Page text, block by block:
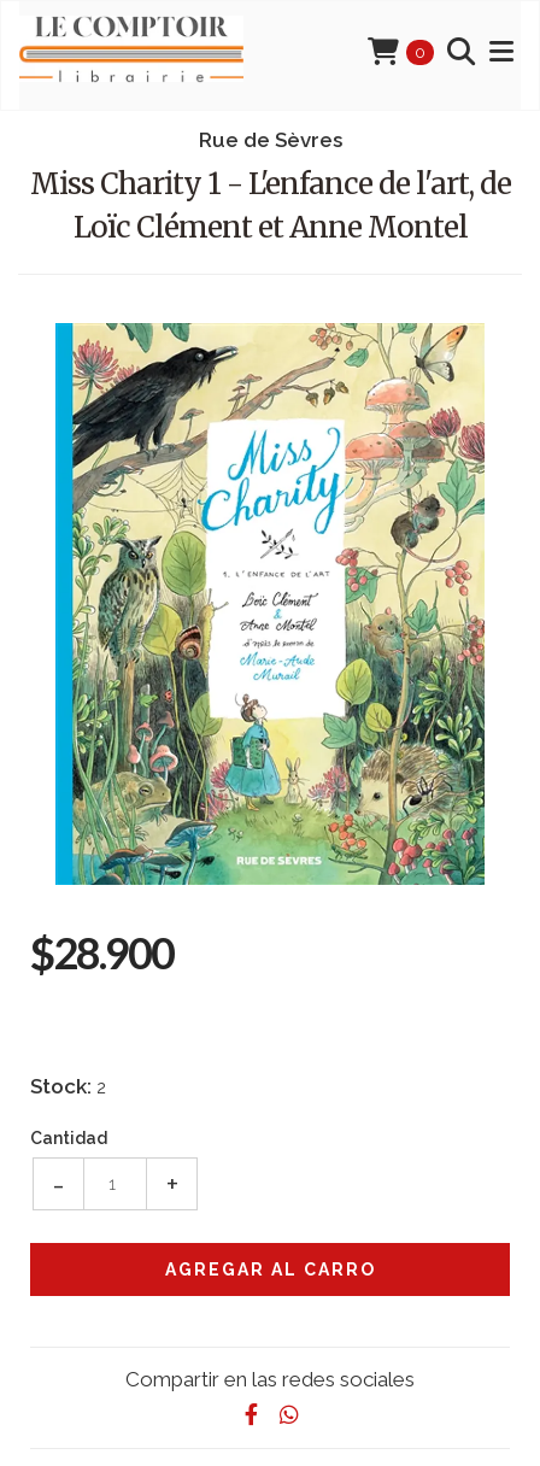
0
Rue de Sèvres
Miss Charity 1 - L'enfance de l'art, de
Loïc Clément et Anne Montel
$28.900
Stock: 2
Cantidad
- +
Compartir en las redes sociales